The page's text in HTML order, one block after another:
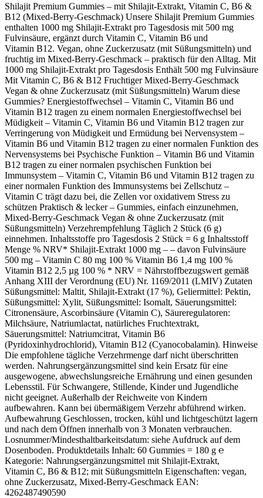
Shilajit Premium Gummies – mit Shilajit‑Extrakt, Vitamin C, B6 &
B12 (Mixed‑Berry‑Geschmack) Unsere Shilajit Premium Gummies
enthalten 1000 mg Shilajit‑Extrakt pro Tagesdosis mit 500 mg
Fulvinsäure, ergänzt durch Vitamin C, Vitamin B6 und
Vitamin B12. Vegan, ohne Zuckerzusatz (mit Süßungsmitteln) und
fruchtig im Mixed‑Berry‑Geschmack – praktisch für den Alltag. Mit
1000 mg Shilajit‑Extrakt pro Tagesdosis Enthält 500 mg Fulvinsäure
Mit Vitamin C, B6 & B12 Fruchtiger Mixed‑Berry‑Geschmack
Vegan & ohne Zuckerzusatz (mit Süßungsmitteln) Warum diese
Gummies? Energiestoffwechsel – Vitamin C, Vitamin B6 und
Vitamin B12 tragen zu einem normalen Energiestoffwechsel bei
Müdigkeit – Vitamin C, Vitamin B6 und Vitamin B12 tragen zur
Verringerung von Müdigkeit und Ermüdung bei Nervensystem –
Vitamin B6 und Vitamin B12 tragen zu einer normalen Funktion des
Nervensystems bei Psychische Funktion – Vitamin B6 und Vitamin
B12 tragen zu einer normalen psychischen Funktion bei
Immunsystem – Vitamin C, Vitamin B6 und Vitamin B12 tragen zu
einer normalen Funktion des Immunsystems bei Zellschutz –
Vitamin C trägt dazu bei, die Zellen vor oxidativem Stress zu
schützen Praktisch & lecker – Gummies, einfach einzunehmen,
Mixed‑Berry‑Geschmack Vegan & ohne Zuckerzusatz (mit
Süßungsmitteln) Verzehrempfehlung Täglich 2 Stück (6 g)
einnehmen. Inhaltsstoffe pro Tagesdosis 2 Stück = 6 g Inhaltsstoff
Menge % NRV* Shilajit‑Extrakt 1000 mg – – davon Fulvinsäure
500 mg – Vitamin C 80 mg 100 % Vitamin B6 1,4 mg 100 %
Vitamin B12 2,5 µg 100 % * NRV = Nährstoffbezugswert gemäß
Anhang XIII der Verordnung (EU) Nr. 1169/2011 (LMIV) Zutaten
Süßungsmittel: Maltit, Shilajit‑Extrakt (17 %), Geliermittel: Pektin,
Süßungsmittel: Xylit, Süßungsmittel: Isomalt, Säuerungsmittel:
Citronensäure, Ascorbinsäure (Vitamin C), Säureregulatoren:
Milchsäure, Natriumlactat, natürliches Fruchtextrakt,
Säuerungsmittel: Natriumcitrat, Vitamin B6
(Pyridoxinhydrochlorid), Vitamin B12 (Cyanocobalamin). Hinweise
Die empfohlene tägliche Verzehrmenge darf nicht überschritten
werden. Nahrungsergänzungsmittel sind kein Ersatz für eine
ausgewogene, abwechslungsreiche Ernährung und einen gesunden
Lebensstil. Für Schwangere, Stillende, Kinder und Jugendliche
nicht geeignet. Außerhalb der Reichweite von Kindern
aufbewahren. Kann bei übermäßigem Verzehr abführend wirken.
Aufbewahrung Geschlossen, trocken, kühl und lichtgeschützt lagern
und nach dem Öffnen innerhalb von 3 Monaten verbrauchen.
Losnummer/Mindesthaltbarkeitsdatum: siehe Aufdruck auf dem
Dosenboden. Produktdetails Inhalt: 60 Gummies = 180 g ℮
Kategorie: Nahrungsergänzungsmittel mit Shilajit‑Extrakt,
Vitamin C, B6 & B12; mit Süßungsmitteln Eigenschaften: vegan,
ohne Zuckerzusatz, Mixed‑Berry‑Geschmack EAN:
4262487490590